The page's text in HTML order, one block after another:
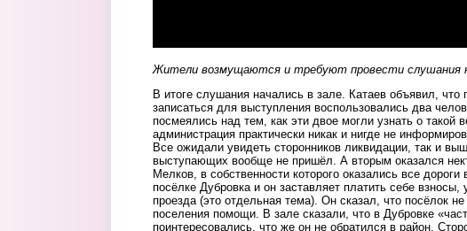
Жители возмущаются и требуют провести слушания
В итоге слушания начались в зале. Катаев объявил, что
записаться для выступления воспользовались два
посмеялись над тем, как эти двое могли узнать о такой
администрация практически никак и нигде не
Все ожидали увидеть сторонников ликвидации, так и
выступающих вообще не пришёл. А вторым оказался
Мелков, в собственности которого оказались все дороги
посёлке Дубровка и он заставляет платить себе взносы,
проезда (это отдельная тема). Он сказал, что посёлок не
поселения помощи. В зале сказали, что в Дубровке
поинтересовались, что же он не обратился в район.